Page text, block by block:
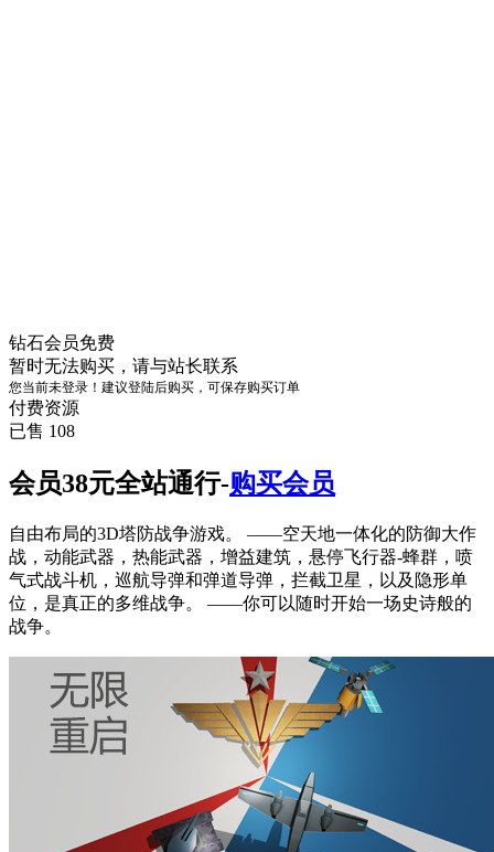
钻石会员免费
暂时无法购买，请与站长联系
您当前未登录！建议登陆后购买，可保存购买订单
付费资源
已售 108
会员38元全站通行-购买会员
自由布局的3D塔防战争游戏。 ——空天地一体化的防御大作
战，动能武器，热能武器，增益建筑，悬停飞行器-蜂群，喷
气式战斗机，巡航导弹和弹道导弹，拦截卫星，以及隐形单
位，是真正的多维战争。 ——你可以随时开始一场史诗般的
战争。